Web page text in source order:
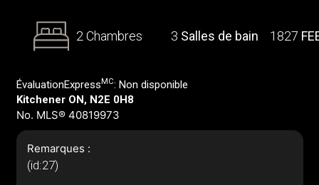
2 Chambres 3 Salles de bain 1827
ÉvaluationExpress MC: Non disponible
Kitchener ON, N2E 0H8
No. MLS® 40819973
Remarques :
(id:27)